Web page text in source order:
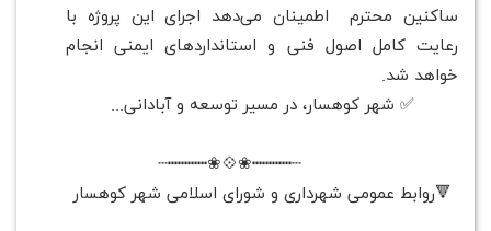
ساکنین محترم اطمینان می‌دهد اجرای این پروژه با
رعایت کامل اصول فنی و استانداردهای ایمنی انجام
خواهد شد.
✅ شهر کوهسار، در مسیر توسعه و آبادانی...
┄┅┅┅┅❀💠❀┅┅┅┅┄
🔻روابط عمومی شهرداری و شورای اسلامی شهر کوهسار